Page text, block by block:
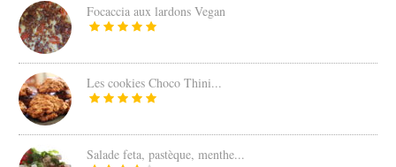
Focaccia aux lardons Vegan
Les cookies Choco Thini...
Salade feta, pastèque, menthe...